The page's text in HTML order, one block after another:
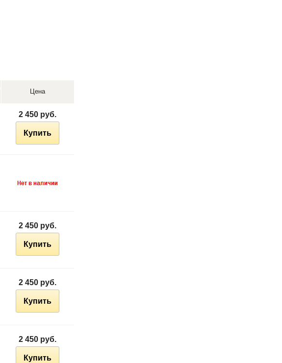
Цена
2 450 руб.
Купить
2 450 руб.
Купить
2 450 руб.
Купить
2 450 руб.
Купить